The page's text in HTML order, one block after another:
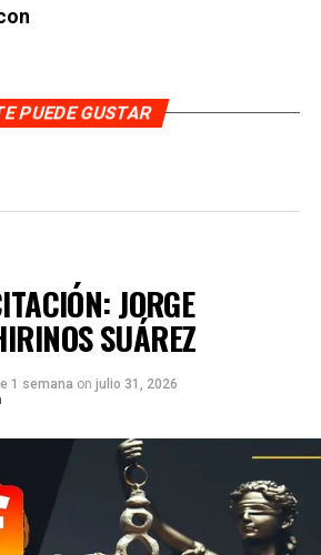
PUEDE GUSTAR
JORGE
SUÁREZ
1 semana on julio 31, 2026